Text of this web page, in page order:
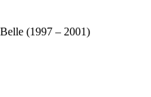
(1997 – 2001)